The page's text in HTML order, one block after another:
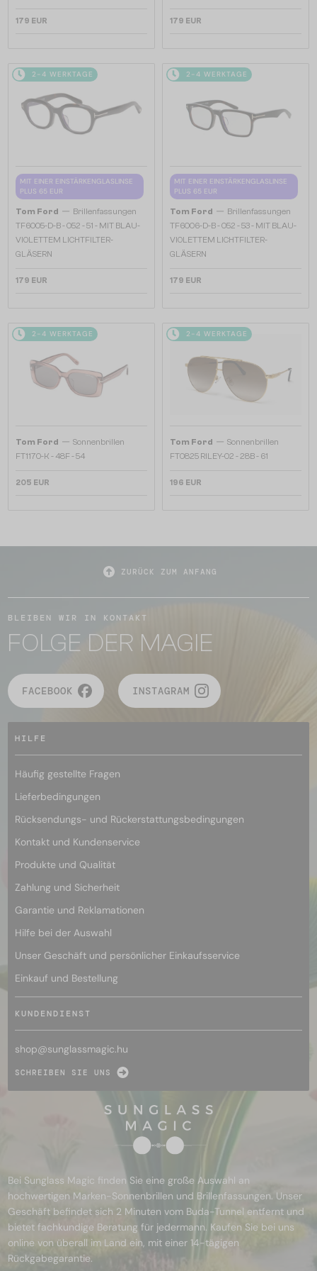
179 EUR 179 EUR
2-4 WERKTAGE
MIT EINER EINSTÄRKENGLASLINSE
PLUS 65 EUR
Tom Ford — Brillenfassungen
TF6005-D-B - 052 - 51 - MIT BLAU-
VIOLETTEM LICHTFILTER-
GLÄSERN
179 EUR
2-4 WERKTAGE
MIT EINER EINSTÄRKENGLASLINSE
PLUS 65 EUR
Tom Ford — Brillenfassungen
TF6006-D-B - 052 - 53 - MIT BLAU-
VIOLETTEM LICHTFILTER-
GLÄSERN
179 EUR
2-4 WERKTAGE
Tom Ford — Sonnenbrillen
FT1170-K - 48F - 54
205 EUR
2-4 WERKTAGE
Tom Ford — Sonnenbrillen
FT0825 RILEY-02 - 28B - 61
196 EUR
ZURÜCK ZUM ANFANG
BLEIBEN WIR IN KONTAKT
FOLGE DER MAGIE
FACEBOOK INSTAGRAM
HILFE
Häufig gestellte Fragen
Lieferbedingungen
Rücksendungs- und Rückerstattungsbedingungen
Kontakt und Kundenservice
Produkte und Qualität
Zahlung und Sicherheit
Garantie und Reklamationen
Hilfe bei der Auswahl
Unser Geschäft und persönlicher Einkaufsservice
Einkauf und Bestellung
KUNDENDIENST
shop@sunglassmagic.hu
SCHREIBEN SIE UNS
Bei Sunglass Magic finden Sie eine große Auswahl an
hochwertigen Marken-Sonnenbrillen und Brillenfassungen. Unser
Geschäft befindet sich 2 Minuten vom Buda-Tunnel entfernt und
bietet fachkundige Beratung für jedermann. Kaufen Sie bei uns
online von überall im Land ein, mit einer 14-tägigen
Rückgabegarantie.